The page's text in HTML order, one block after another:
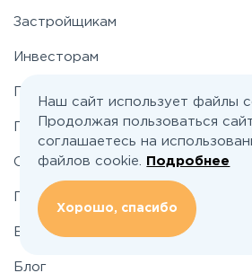
Рогачёвское
Симферопольское
Таракановское
Застройщикам
Инвесторам
По районам
О проекте
Подбор земельного участка
Вакансии
Блог
Наш сайт использует файлы
Продолжая пользоваться
соглашаетесь на
файлов cookie.
Подробнее
Хорошо, спасибо